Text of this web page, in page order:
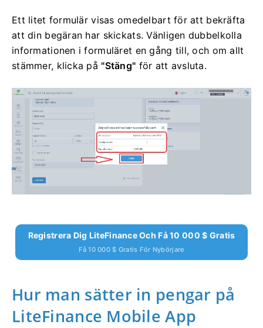
Ett litet formulär visas omedelbart för att bekräfta
att din begäran har skickats.Vänligen dubbelkolla
informationen i formuläret en gång till, och om allt
stämmer, klicka på "Stäng" för att avsluta.
Registrera Dig LiteFinance Och Få 10 000 $ Gratis
Få 10 000 $ Gratis För Nybörjare
Hur man sätter in pengar på
LiteFinance Mobile App